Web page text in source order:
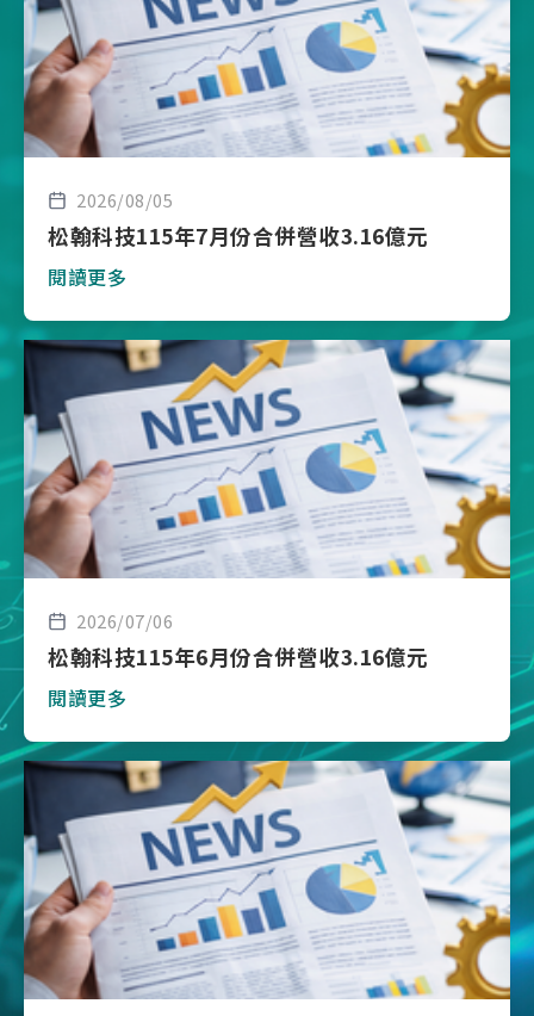
2026/08/05
松翰科技115年7月份合併營收3.16億元
閱讀更多
2026/07/06
松翰科技115年6月份合併營收3.16億元
閱讀更多